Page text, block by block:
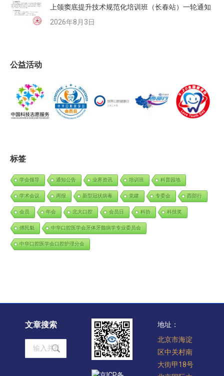
上颌窦底提升技术规范化培训班（长春站）一轮通知
2026年8月3日
公益活动
标签
学会领导 通知公告 业界资讯 培训班 科普园地
学术会议 周报 新型冠状病毒 党建 专委会 西部行
会员 年会 北大口腔 会员日 科协 科技奖
傅民魁 中华口腔医学会牙体牙髓病学专业委员会
中华口腔医学会口腔护理分会
文章搜索
Search:
地址：
北京市海淀
区中关村南
大街甲18号